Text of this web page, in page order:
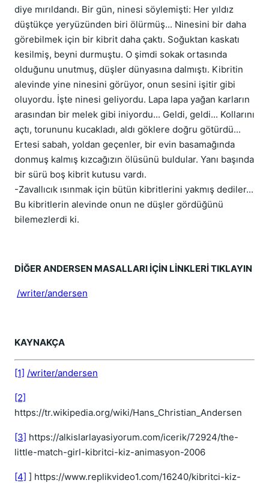
diye mırıldandı. Bir gün, ninesi söylemişti: Her yıldız
düştükçe yeryüzünden biri ölürmüş... Ninesini bir daha
görebilmek için bir kibrit daha çaktı. Soğuktan kaskatı
kesilmiş, beyni durmuştu. O şimdi sokak ortasında
olduğunu unutmuş, düşler dünyasına dalmıştı. Kibritin
alevinde yine ninesini görüyor, onun sesini işitir gibi
oluyordu. İşte ninesi geliyordu. Lapa lapa yağan karların
arasından bir melek gibi iniyordu... Geldi, geldi... Kollarını
açtı, torununu kucakladı, aldı göklere doğru götürdü...
Ertesi sabah, yoldan geçenler, bir evin basamağında
donmuş kalmış kızcağızın ölüsünü buldular. Yanı başında
bir sürü boş kibrit kutusu vardı.
-Zavallıcık ısınmak için bütün kibritlerini yakmış dediler...
Bu kibritlerin alevinde onun ne düşler gördüğünü
bilemezlerdi ki.
DİĞER ANDERSEN MASALLARI İÇİN LİNKLERİ TIKLAYIN
/writer/andersen
KAYNAKÇA
[1] /writer/andersen
[2]
https://tr.wikipedia.org/wiki/Hans_Christian_Andersen
[3] https://alkislarlayasiyorum.com/icerik/72924/the-
little-match-girl-kibritci-kiz-animasyon-2006
[4] ] https://www.replikvideo1.com/16240/kibritci-kiz-